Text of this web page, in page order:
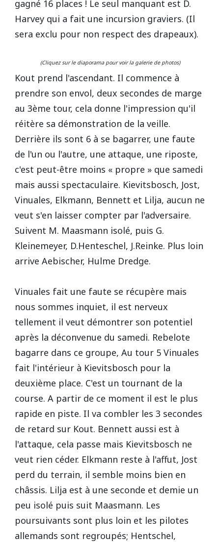
gagné 16 places ! Le seul manquant est D.
Harvey qui a fait une incursion graviers. (Il
sera exclu pour non respect des drapeaux).
(Cliquez sur le diaporama pour voir la galerie de photos)
Kout prend l'ascendant. Il commence à
prendre son envol, deux secondes de marge
au 3ème tour, cela donne l'impression qu'il
réitère sa démonstration de la veille.
Derrière ils sont 6 à se bagarrer, une faute
de l'un ou l'autre, une attaque, une riposte,
c'est peut-être moins « propre » que samedi
mais aussi spectaculaire. Kievitsbosch, Jost,
Vinuales, Elkmann, Bennett et Lilja, aucun ne
veut s'en laisser compter par l'adversaire.
Suivent M. Maasmann isolé, puis G.
Kleinemeyer, D.Henteschel, J.Reinke. Plus loin
arrive Aebischer, Hulme Dredge.
Vinuales fait une faute se récupère mais
nous sommes inquiet, il est nerveux
tellement il veut démontrer son potentiel
après la déconvenue du samedi. Rebelote
bagarre dans ce groupe, Au tour 5 Vinuales
fait l'intérieur à Kievitsbosch pour la
deuxième place. C'est un tournant de la
course. A partir de ce moment il est le plus
rapide en piste. Il va combler les 3 secondes
de retard sur Kout. Bennett aussi est à
l'attaque, cela passe mais Kievitsbosch ne
veut rien céder. Elkmann reste à l'affut, Jost
perd du terrain, il semble moins bien en
châssis. Lilja est à une seconde et demie un
peu isolé puis suit Maasmann. Les
poursuivants sont plus loin et les pilotes
allemands sont regroupés; Hentschel,